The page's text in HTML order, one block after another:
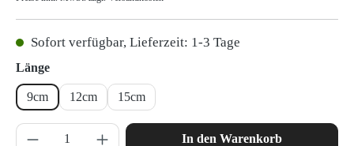
Sofort verfügbar, Lieferzeit: 1-3 Tage
Längeauswählen
9cm 12cm 15cm
Produkt Anzahl: Gib den gewünschten Wert
In den Warenkorb